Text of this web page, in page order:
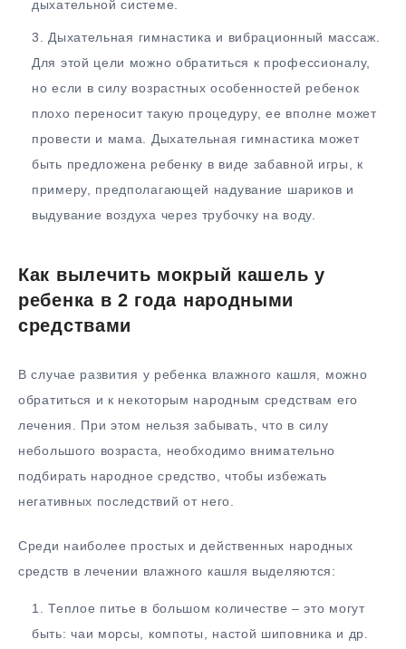
дыхательной системе.
Дыхательная гимнастика и вибрационный массаж.
Для этой цели можно обратиться к профессионалу,
но если в силу возрастных особенностей ребенок
плохо переносит такую процедуру, ее вполне может
провести и мама. Дыхательная гимнастика может
быть предложена ребенку в виде забавной игры, к
примеру, предполагающей надувание шариков и
выдувание воздуха через трубочку на воду.
Как вылечить мокрый кашель у
ребенка в 2 года народными
средствами
В случае развития у ребенка влажного кашля, можно
обратиться и к некоторым народным средствам его
лечения. При этом нельзя забывать, что в силу
небольшого возраста, необходимо внимательно
подбирать народное средство, чтобы избежать
негативных последствий от него.
Среди наиболее простых и действенных народных
средств в лечении влажного кашля выделяются:
Теплое питье в большом количестве – это могут
быть: чаи морсы, компоты, настой шиповника и др.